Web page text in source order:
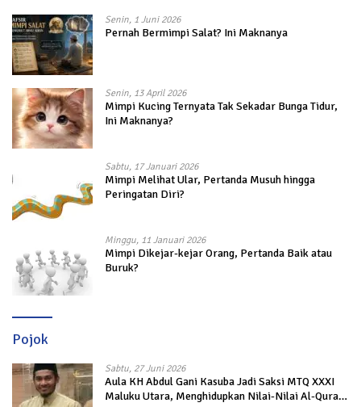
Senin, 1 Juni 2026
Pernah Bermimpi Salat? Ini Maknanya
Senin, 13 April 2026
Mimpi Kucing Ternyata Tak Sekadar Bunga Tidur,
Ini Maknanya?
Sabtu, 17 Januari 2026
Mimpi Melihat Ular, Pertanda Musuh hingga
Peringatan Diri?
Minggu, 11 Januari 2026
Mimpi Dikejar-kejar Orang, Pertanda Baik atau
Buruk?
Pojok
Sabtu, 27 Juni 2026
Aula KH Abdul Gani Kasuba Jadi Saksi MTQ XXXI
Maluku Utara, Menghidupkan Nilai-Nilai Al-Quran